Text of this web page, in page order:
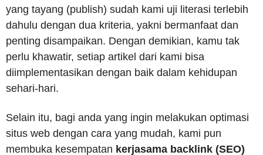
yang tayang (publish) sudah kami uji literasi terlebih
dahulu dengan dua kriteria, yakni bermanfaat dan
penting disampaikan. Dengan demikian, kamu tak
perlu khawatir, setiap artikel dari kami bisa
diimplementasikan dengan baik dalam kehidupan
sehari-hari.
Selain itu, bagi anda yang ingin melakukan optimasi
situs web dengan cara yang mudah, kami pun
membuka kesempatan kerjasama backlink (SEO)